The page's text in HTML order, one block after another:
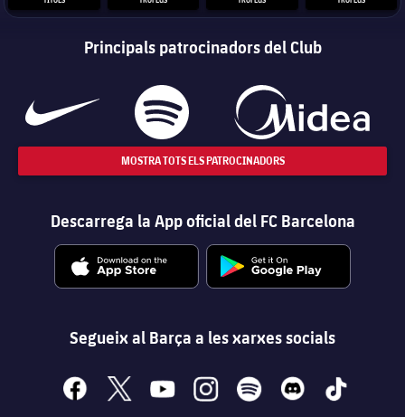
Principals patrocinadors del Club
MOSTRA TOTS ELS PATROCINADORS
Descarrega la App oficial del FC Barcelona
Segueix al Barça a les xarxes socials
facebook
x youtubeinstagramspotify discord tiktok